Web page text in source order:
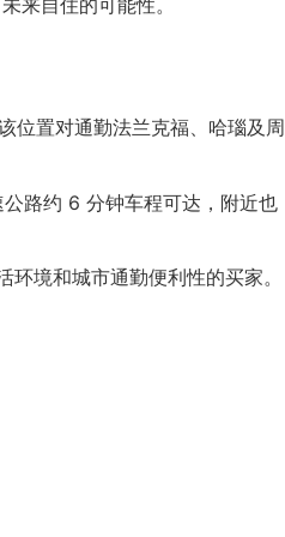
来自住的可能性。
置对通勤法兰克福、哈瑙及周
路约 6 分钟车程可达，附近也
境和城市通勤便利性的买家。